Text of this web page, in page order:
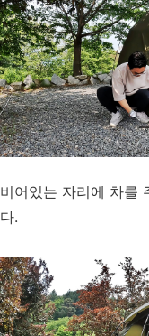
비어있는 자리에 차를
다.